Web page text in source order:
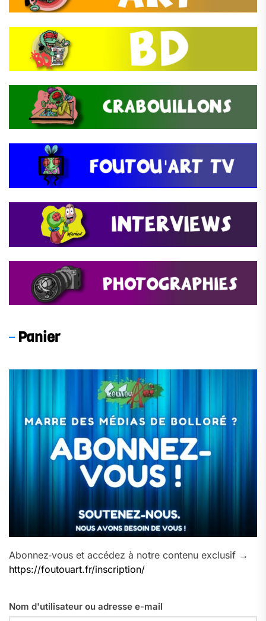
Panier
Abonnez‑vous et accédez à notre contenu exclusif →
https://foutouart.fr/inscription/
Nom d'utilisateur ou adresse e-mail